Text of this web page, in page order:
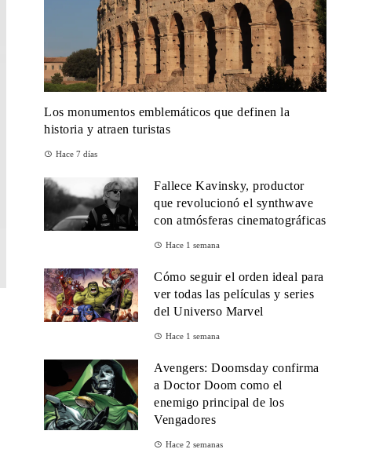
Los monumentos emblemáticos que definen la
historia y atraen turistas
Hace 7 días
Fallece Kavinsky, productor
que revolucionó el synthwave
con atmósferas cinematográficas
Hace 1 semana
Cómo seguir el orden ideal para
ver todas las películas y series
del Universo Marvel
Hace 1 semana
Avengers: Doomsday confirma
a Doctor Doom como el
enemigo principal de los
Vengadores
Hace 2 semanas